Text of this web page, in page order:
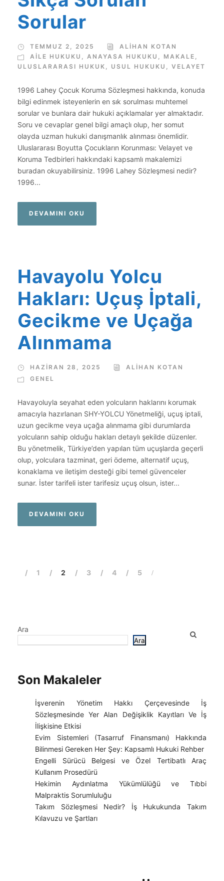
Sorular
TEMMUZ 2, 2025
ALIHAN KOTAN
AILE HUKUKU , ANAYASA HUKUKU , MAKALE ,
ULUSLARARASI HUKUK , USUL HUKUKU , VELAYET
1996 Lahey Çocuk Koruma Sözleşmesi hakkında, konuda
bilgi edinmek isteyenlerin en sık sorulması muhtemel
sorular ve bunlara dair hukuki açıklamalar yer almaktadır.
Soru ve cevaplar genel bilgi amaçlı olup, her somut
olayda uzman hukuki danışmanlık alınması önemlidir.
Uluslararası Boyutta Çocukların Korunması: Velayet ve
Koruma Tedbirleri hakkındaki kapsamlı makalemizi
buradan okuyabilirsiniz. 1996 Lahey Sözleşmesi nedir?
1996...
DEVAMINI OKU
Havayolu Yolcu
Hakları: Uçuş İptali,
Gecikme ve Uçağa
Alınmama
HAZIRAN 28, 2025
ALIHAN KOTAN
GENEL
Havayoluyla seyahat eden yolcuların haklarını korumak
amacıyla hazırlanan SHY-YOLCU Yönetmeliği, uçuş iptali,
uzun gecikme veya uçağa alınmama gibi durumlarda
yolcuların sahip olduğu hakları detaylı şekilde düzenler.
Bu yönetmelik, Türkiye’den yapılan tüm uçuşlarda geçerli
olup, yolculara tazminat, geri ödeme, alternatif uçuş,
konaklama ve iletişim desteği gibi temel güvenceler
sunar. İster tarifeli ister tarifesiz uçuş olsun, ister...
DEVAMINI OKU
1 2 3 4 5
Ara
Ara
Son Makaleler
İşverenin Yönetim Hakkı Çerçevesinde İş
Sözleşmesinde Yer Alan Değişiklik Kayıtları Ve İş
İlişkisine Etkisi
Evim Sistemleri (Tasarruf Finansmanı) Hakkında
Bilinmesi Gereken Her Şey: Kapsamlı Hukuki Rehber
Engelli Sürücü Belgesi ve Özel Tertibatlı Araç
Kullanım Prosedürü
Hekimin Aydınlatma Yükümlülüğü ve Tıbbi
Malpraktis Sorumluluğu
Takım Sözleşmesi Nedir? İş Hukukunda Takım
Kılavuzu ve Şartları